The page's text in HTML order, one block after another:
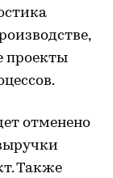
проекты
отменено
Также